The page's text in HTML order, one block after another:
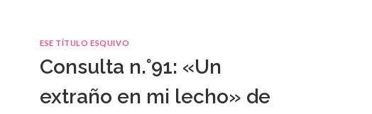
ESE TÍTULO ESQUIVO
Consulta n.°91: «Un
extraño en mi lecho» de